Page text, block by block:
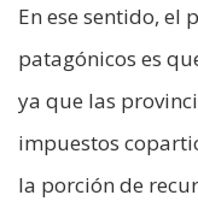
En ese sentido, el
patagónicos es
ya que las
impuestos
la porción de